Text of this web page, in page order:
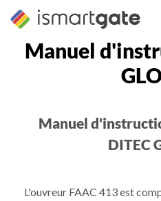
Skip
contentManuel
Manuel
DITEC
L'ouvreur FAAC 413 est